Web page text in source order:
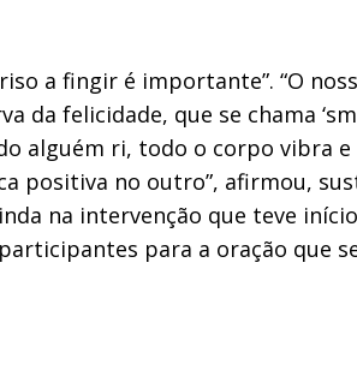
a fingir é importante”. “O
felicidade, que se chama
alguém ri, todo o corpo vibra
positiva no outro”, afirmou,
na intervenção que teve
para a oração que